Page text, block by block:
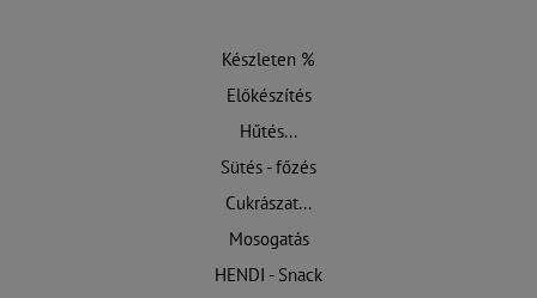
Készleten %
Előkészítés
Hűtés...
Sütés - főzés
Cukrászat...
Mosogatás
HENDI - Snack